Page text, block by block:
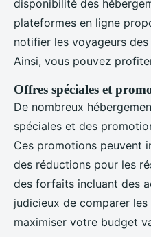
disponibilité des
plateformes en ligne
notifier les voyageurs
Ainsi, vous pouvez
Offres spéciales et
De nombreux
spéciales et des
Ces promotions peuvent
des réductions pour les
des forfaits incluant des
judicieux de comparer
maximiser votre budget